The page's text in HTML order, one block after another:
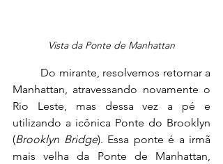
Vista da Ponte de Manhattan
Manhattan, atravessando novamente o
Rio Leste, mas dessa vez a pé e
utilizando a icônica Ponte do Brooklyn
(Brooklyn Bridge). Essa ponte é a irmã
mais velha da Ponte de Manhattan,